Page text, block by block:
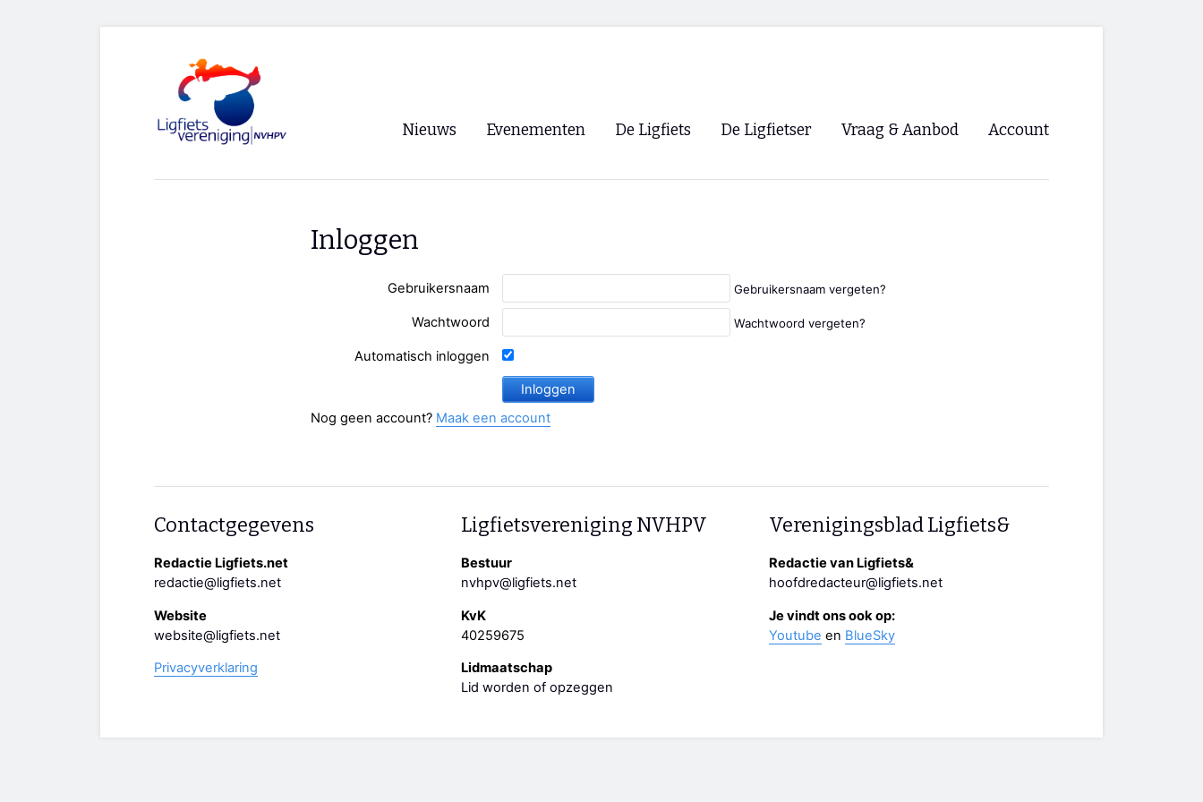
Nieuws Evenementen
Paastreffen
Oliebollentocht
De Ligfiets De Ligfietser
Lokale Fietsverenigingen
Vraag & Aanbod Account
Inloggen
Gebruikersnaam Gebruikersnaam vergeten?
Wachtwoord Wachtwoord vergeten?
Automatisch inloggen
Nog geen account? Maak een account
Contactgegevens
Redactie Ligfiets.net
redactie@ligfiets.net
Website
website@ligfiets.net
Privacyverklaring
Ligfietsvereniging NVHPV
Bestuur
nvhpv@ligfiets.net
KvK
40259675
Lidmaatschap
Lid worden of opzeggen
Verenigingsblad Ligfiets&
Redactie van Ligfiets&
hoofdredacteur@ligfiets.net
Je vindt ons ook op:
Youtube en BlueSky